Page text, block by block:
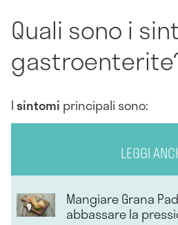
Quali sono i
Isintomi principali sono:
LEGGI
Mangiare Grana
abbassare la